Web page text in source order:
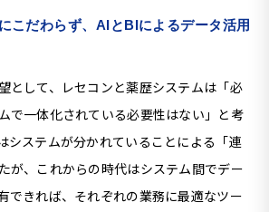
こだわらず、AIとBIによるデータ活用
として、レセコンと薬歴システムは「必
で一体化されている必要性はない」と考
システムが分かれていることによる「連
が、これからの時代はシステム間でデー
できれば、それぞれの業務に最適なツー